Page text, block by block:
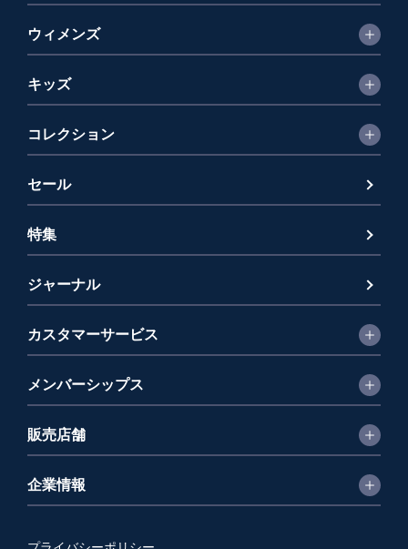
ウィメンズ
キッズ
コレクション
セール
特集
ジャーナル
カスタマーサービス
メンバーシップス
販売店舗
企業情報